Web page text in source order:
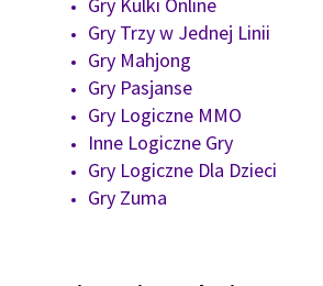
Gry Trzy w Jednej Linii
Gry Mahjong
Gry Pasjanse
Gry Logiczne MMO
Inne Logiczne Gry
Gry Logiczne Dla Dzieci
Gry Zuma